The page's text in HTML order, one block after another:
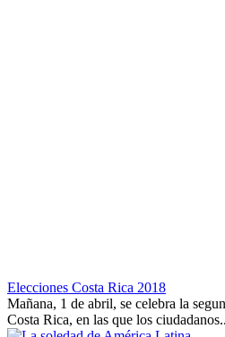
Elecciones Costa Rica 2018
Mañana, 1 de abril, se celebra la
Costa Rica, en las que los